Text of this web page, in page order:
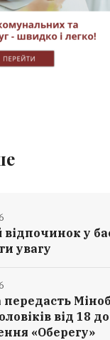
у
увагу
передасть
від 18
«Оберегу»